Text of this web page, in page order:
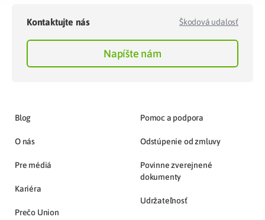
Kontaktujte nás Škodová udalosť
Napíšte nám
Blog
O nás
Pre médiá
Kariéra
Prečo Union
Pomoc a podpora
Odstúpenie od zmluvy
Povinne zverejnené
dokumenty
Udržateľnosť